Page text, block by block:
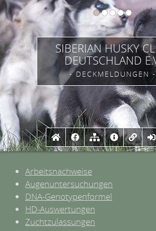
SIBERIAN HUSKY
DEUTSCHLAND
- DECKMELDUNGEN -
Arbeitsnachweise
Augenuntersuchungen
DNA-Genotypenformel
HD-Auswertungen
Zuchtzulassungen